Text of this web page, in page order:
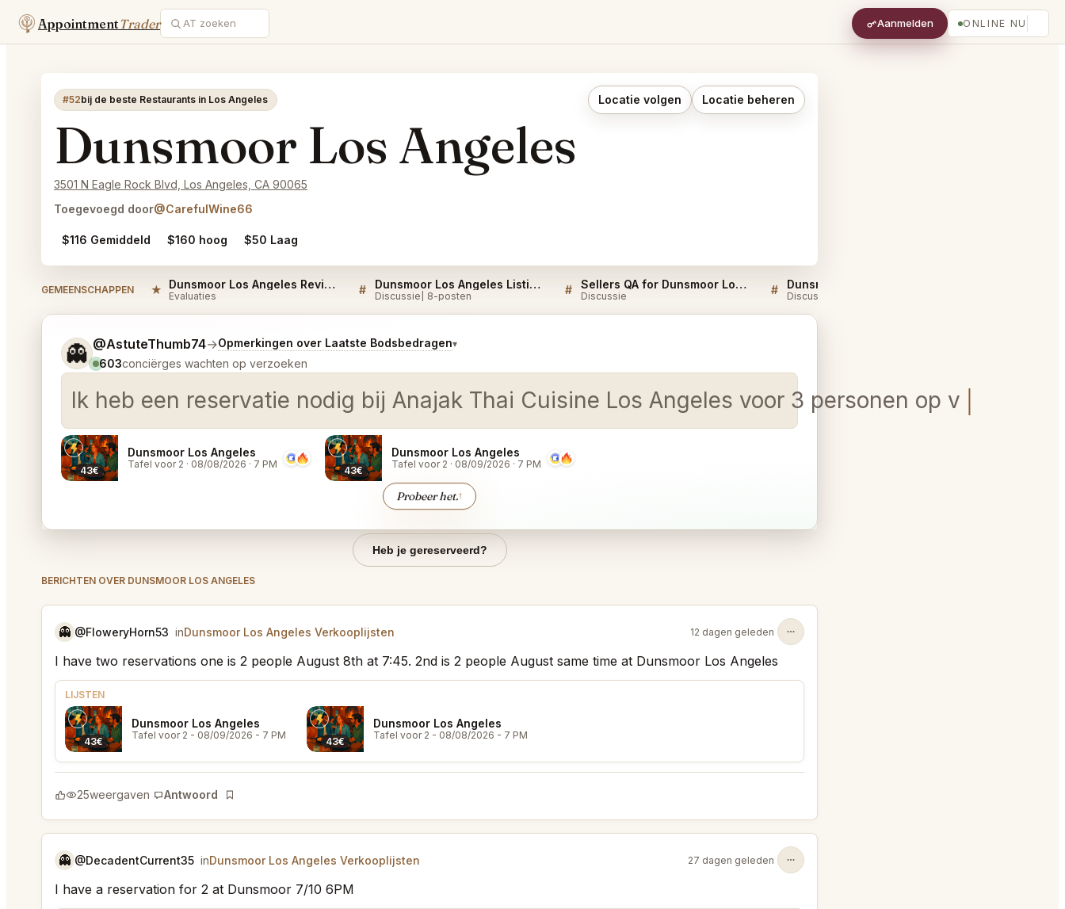
AppointmentTrader Aanmelden ONLINE NU
#52bij de beste Restaurants in Los Angeles Locatie volgen Locatie beheren
Dunsmoor Los Angeles
3501 N Eagle Rock Blvd, Los Angeles, CA 90065
Toegevoegd door@CarefulWine66
$116 Gemiddeld $160 hoog $50 Laag
GEMEENSCHAPPEN ★ Dunsmoor Los Angeles Reviews
Evaluaties # Dunsmoor Los Angeles Listings
Discussie 8-posten # Sellers QA for Dunsmoor Los Angeles
Discussie # Dunsmoor Los Angeles FAQ
Discussie
👻 @AstuteThumb74→Opmerkingen over Laatste Bodsbedragen▾
603conciërges wachten op verzoeken
Ik heb een reservatie nodig bij Anajak Thai Cuisine Los Angeles voor 3 personen op vrijdag 7
43€
Dunsmoor Los Angeles
Tafel voor 2 · 08/08/2026 · 7 PM
43€
Dunsmoor Los Angeles
Tafel voor 2 · 08/09/2026 · 7 PM
Probeer het.↑
Vertel me wat je wilt.
Heb je gereserveerd?
BERICHTEN OVER DUNSMOOR LOS ANGELES
👻 @FloweryHorn53 inDunsmoor Los Angeles Verkooplijsten 12 dagen geleden
I have two reservations one is 2 people August 8th at 7:45. 2nd is 2 people August same time at Dunsmoor Los Angeles
LIJSTEN
43€
Dunsmoor Los Angeles
Tafel voor 2 - 08/09/2026 - 7 PM
43€
Dunsmoor Los Angeles
Tafel voor 2 - 08/08/2026 - 7 PM
25weergaven Antwoord
Bladwijzer
👻 @DecadentCurrent35 inDunsmoor Los Angeles Verkooplijsten 27 dagen geleden
I have a reservation for 2 at Dunsmoor 7/10 6PM